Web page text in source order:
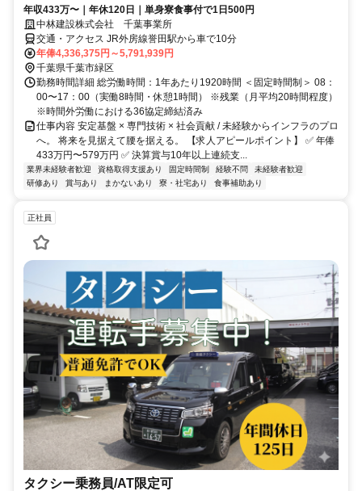
年収433万〜｜年休120日｜単身寮食事付で1日500円
中林建設株式会社 千葉事業所
交通・アクセス JR外房線誉田駅から車で10分
年俸4,336,375円～5,791,939円
千葉県千葉市緑区
勤務時間詳細 総労働時間：1年あたり1920時間 ＜固定時間制＞ 08：
00〜17：00（実働8時間・休憩1時間） ※残業（月平均20時間程度）
※時間外労働における36協定締結済み
仕事内容 安定基盤 × 専門技術 × 社会貢献 / 未経験からインフラのプロ
へ。 将来を見据えて腰を据える。 【求人アピールポイント】 ✅ 年俸
433万円〜579万円 ✅ 決算賞与10年以上連続支...
業界未経験者歓迎 資格取得支援あり 固定時間制 経験不問
未経験者歓迎
研修あり
賞与あり まかないあり 寮・社宅あり 食事補助あり
正社員
タクシー乗務員/AT限定可